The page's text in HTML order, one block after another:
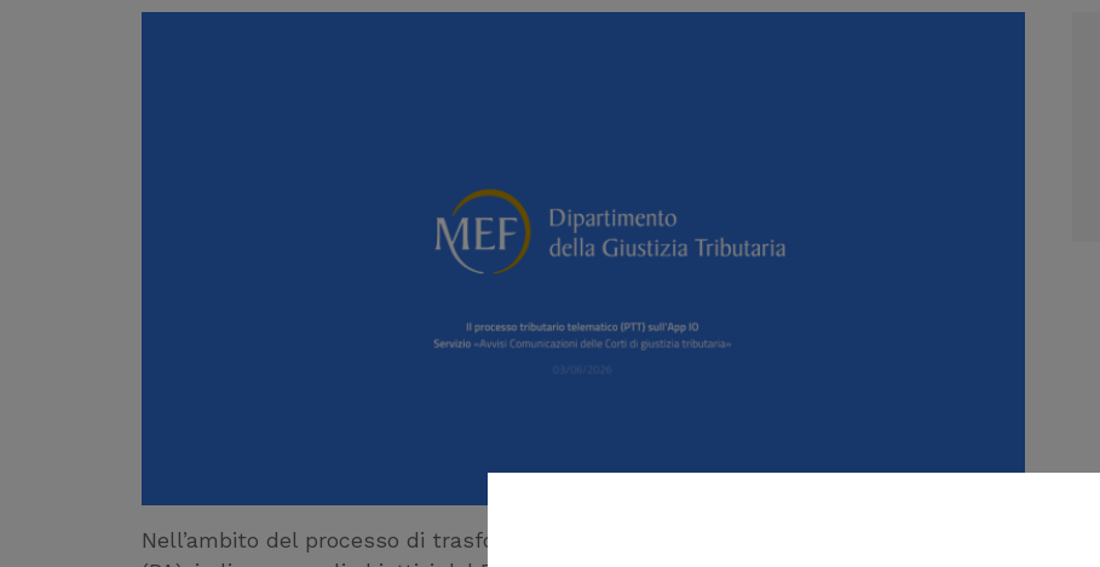
Nell’ambito del processo di trasformazione digitale della Pubblica Amministrazione